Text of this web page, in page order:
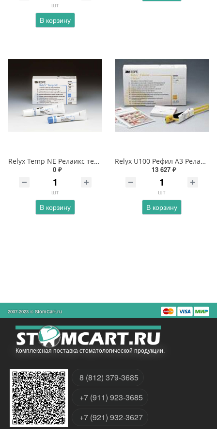
шт
В корзину
Relyx Temp NE Релаикс темп
0 ₽
шт
В корзину
Relyx U100 Рефил А3 Релаикс
13 627 ₽
шт
В корзину
2007-2023 © StomCart.ru
Комплексная поставка стоматологической продукции.
8 (812) 379-3685
+7 (911) 923-3685
+7 (921) 932-3627